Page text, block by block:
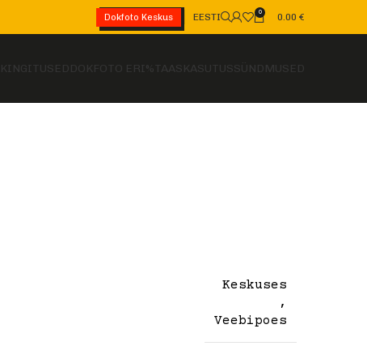
Dokfoto Keskus EESTI 0 0.00 €
KINGITUSEDDOKFOTO ERI % TAASKASUTUSSÜNDMUSED
Keskuses
,
Veebipoes